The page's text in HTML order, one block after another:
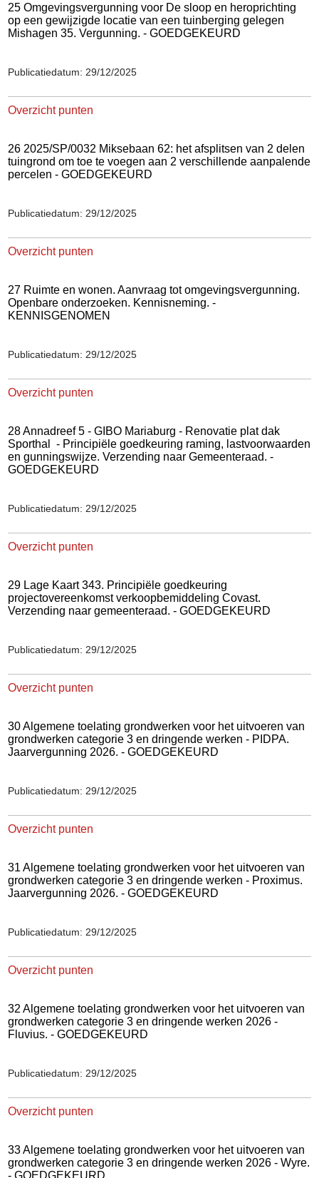
25 Omgevingsvergunning voor De sloop en heroprichting
op een gewijzigde locatie van een tuinberging gelegen
Mishagen 35. Vergunning. - GOEDGEKEURD
Publicatiedatum: 29/12/2025
Overzicht punten
26 2025/SP/0032 Miksebaan 62: het afsplitsen van 2 delen
tuingrond om toe te voegen aan 2 verschillende aanpalende
percelen - GOEDGEKEURD
Publicatiedatum: 29/12/2025
Overzicht punten
27 Ruimte en wonen. Aanvraag tot omgevingsvergunning.
Openbare onderzoeken. Kennisneming. -
KENNISGENOMEN
Publicatiedatum: 29/12/2025
Overzicht punten
28 Annadreef 5 - GIBO Mariaburg - Renovatie plat dak
Sporthal
- Principiële goedkeuring raming, lastvoorwaarden
en gunningswijze. Verzending naar Gemeenteraad. -
GOEDGEKEURD
Publicatiedatum: 29/12/2025
Overzicht punten
29 Lage Kaart 343. Principiële goedkeuring
projectovereenkomst verkoopbemiddeling Covast.
Verzending naar gemeenteraad. - GOEDGEKEURD
Publicatiedatum: 29/12/2025
Overzicht punten
30 Algemene toelating grondwerken voor het uitvoeren van
grondwerken categorie 3 en dringende werken - PIDPA.
Jaarvergunning 2026. - GOEDGEKEURD
Publicatiedatum: 29/12/2025
Overzicht punten
31 Algemene toelating grondwerken voor het uitvoeren van
grondwerken categorie 3 en dringende werken - Proximus.
Jaarvergunning 2026. - GOEDGEKEURD
Publicatiedatum: 29/12/2025
Overzicht punten
32 Algemene toelating grondwerken voor het uitvoeren van
grondwerken categorie 3 en dringende werken 2026 -
Fluvius. - GOEDGEKEURD
Publicatiedatum: 29/12/2025
Overzicht punten
33 Algemene toelating grondwerken voor het uitvoeren van
grondwerken categorie 3 en dringende werken 2026 - Wyre.
- GOEDGEKEURD